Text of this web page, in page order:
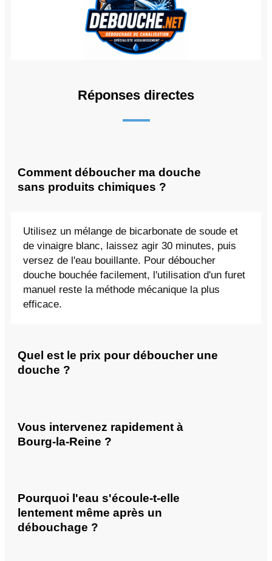
Réponses directes
Comment déboucher ma douche
sans produits chimiques ?
Utilisez un mélange de bicarbonate de soude et
de vinaigre blanc, laissez agir 30 minutes, puis
versez de l'eau bouillante. Pour déboucher
douche bouchée facilement, l'utilisation d'un furet
manuel reste la méthode mécanique la plus
efficace.
Quel est le prix pour déboucher une
douche ?
Vous intervenez rapidement à
Bourg-la-Reine ?
Pourquoi l'eau s'écoule-t-elle
lentement même après un
débouchage ?